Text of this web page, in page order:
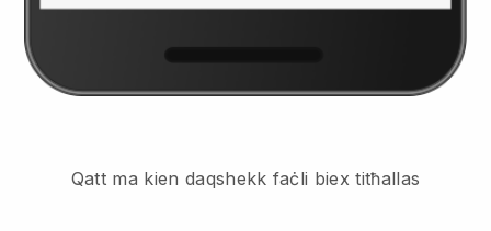
Qatt ma kien daqshekk faċli biex titħallas